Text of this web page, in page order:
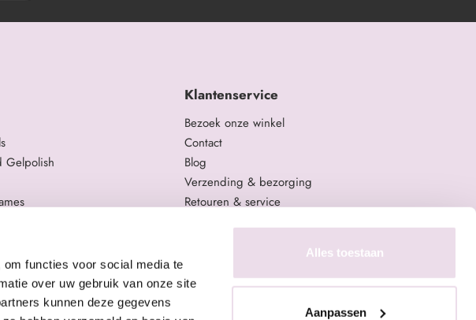
functies voor social media te
over uw gebruik van onze site
kunnen deze gegevens
Alles toestaan
Aanpassen
Gelpolish
Klantenservice
Bezoek onze winkel
Contact
Blog
Verzending & bezorging
Retouren & service